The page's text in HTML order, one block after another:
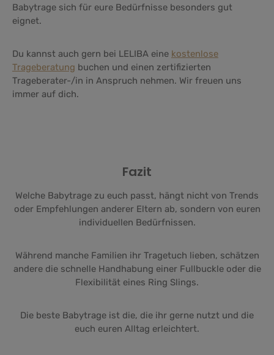
Babytrage sich für eure Bedürfnisse besonders gut
eignet.
Du kannst auch gern bei LELIBA eine kostenlose
Trageberatung buchen und einen zertifizierten
Trageberater-/in in Anspruch nehmen. Wir freuen uns
immer auf dich.
Fazit
Welche Babytrage zu euch passt, hängt nicht von Trends
oder Empfehlungen anderer Eltern ab, sondern von euren
individuellen Bedürfnissen.
Während manche Familien ihr Tragetuch lieben, schätzen
andere die schnelle Handhabung einer Fullbuckle oder die
Flexibilität eines Ring Slings.
Die beste Babytrage ist die, die ihr gerne nutzt und die
euch euren Alltag erleichtert.